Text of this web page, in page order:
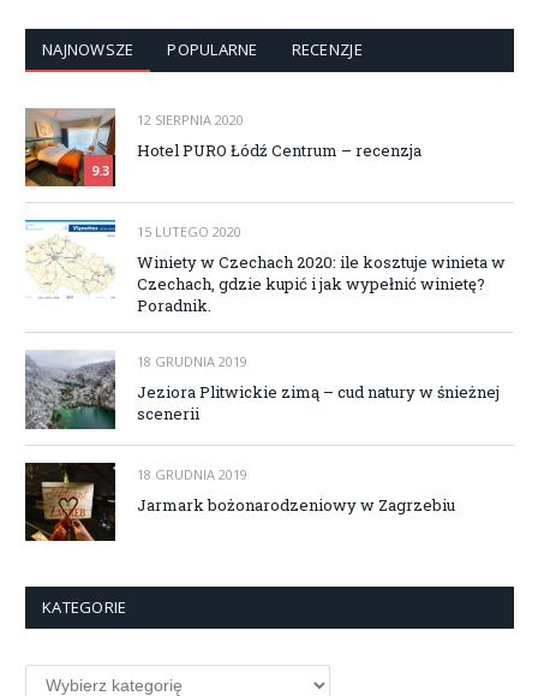
NAJNOWSZE POPULARNE RECENZJE
9.3
12 SIERPNIA 2020
Hotel PURO Łódź Centrum – recenzja
15 LUTEGO 2020
Winiety w Czechach 2020: ile kosztuje winieta w
Czechach, gdzie kupić i jak wypełnić winietę?
Poradnik.
18 GRUDNIA 2019
Jeziora Plitwickie zimą – cud natury w śnieżnej
scenerii
18 GRUDNIA 2019
Jarmark bożonarodzeniowy w Zagrzebiu
KATEGORIE
Kategorie